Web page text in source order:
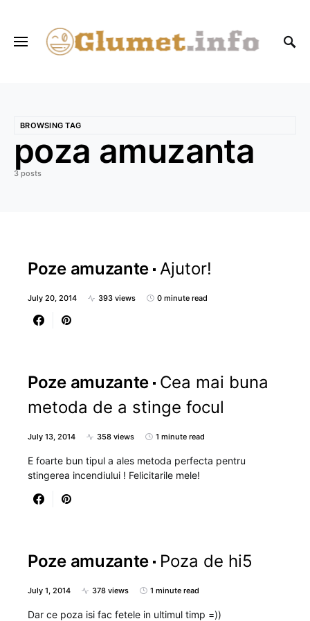
BROWSING TAG
poza amuzanta
3 posts
Poze amuzante Ajutor!
July 20, 2014 393 views 0 minute read
Poze amuzante Cea mai buna
metoda de a stinge focul
July 13, 2014 358 views 1 minute read
E foarte bun tipul a ales metoda perfecta pentru
stingerea incendiului ! Felicitarile mele!
Poze amuzante Poza de hi5
July 1, 2014 378 views 1 minute read
Dar ce poza isi fac fetele in ultimul timp =))